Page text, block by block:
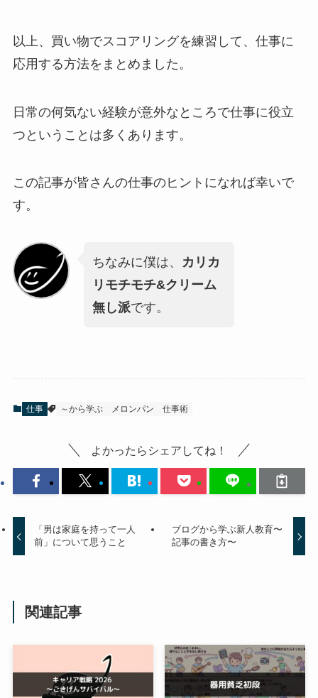
以上、買い物でスコアリングを練習して、仕事に
応用する方法をまとめました。
日常の何気ない経験が意外なところで仕事に役立
つということは多くあります。
この記事が皆さんの仕事のヒントになれば幸いで
す。
ちなみに僕は、
カリカ
リモチモチ&クリーム
無し派です。
仕事 ～から学ぶ メロンパン 仕事術
よかったらシェアしてね！
「男は家庭を持って一人
前」について思うこと
ブログから学ぶ新人教育〜
記事の書き方〜
関連記事